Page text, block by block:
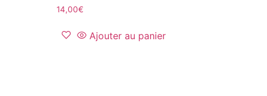
14,00€
Ajouter au panier